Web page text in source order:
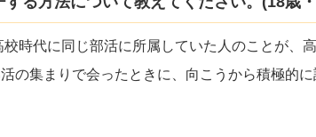
時代に同じ部活に所属していた人のことが、
の集まりで会ったときに、向こうから積極的に